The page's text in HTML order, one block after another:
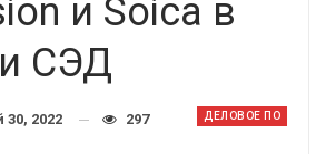
и Soica в
СЭД
ДЕЛОВОЕ ПО
30, 2022 297